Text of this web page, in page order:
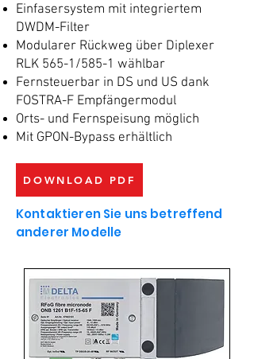
Einfasersystem mit integriertem
DWDM-Filter
Modularer Rückweg über Diplexer
RLK 565-1/585-1 wählbar
Fernsteuerbar in DS und US dank
FOSTRA-F Empfängermodul
Orts- und Fernspeisung möglich
Mit GPON-Bypass erhältlich
DOWNLOAD PDF
Kontaktieren Sie uns betreffend
anderer Modelle